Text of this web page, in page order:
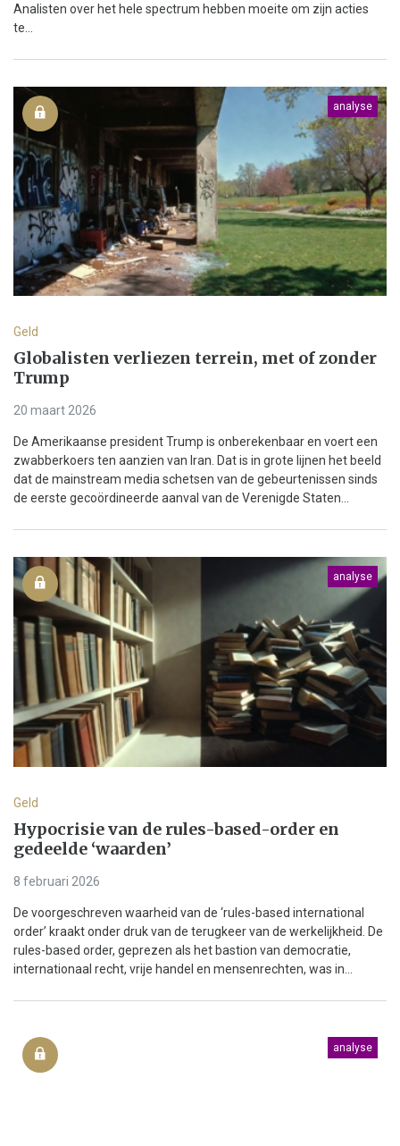
Analisten over het hele spectrum hebben moeite om zijn acties
te...
analyse
Geld
Globalisten verliezen terrein, met of zonder
Trump
20 maart 2026
De Amerikaanse president Trump is onberekenbaar en voert een
zwabberkoers ten aanzien van Iran. Dat is in grote lijnen het beeld
dat de mainstream media schetsen van de gebeurtenissen sinds
de eerste gecoördineerde aanval van de Verenigde Staten...
analyse
Geld
Hypocrisie van de rules-based-order en
gedeelde ‘waarden’
8 februari 2026
De voorgeschreven waarheid van de ‘rules-based international
order’ kraakt onder druk van de terugkeer van de werkelijkheid. De
rules-based order, geprezen als het bastion van democratie,
internationaal recht, vrije handel en mensenrechten, was in...
analyse